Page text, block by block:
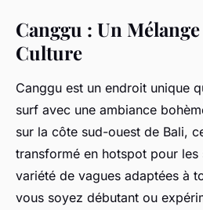
Canggu : Un
Culture
Canggu est un endroit unique
surf avec une ambiance
sur la côte sud-ouest de Bali,
transformé en hotspot pour
variété de vagues adaptées à
vous soyez débutant ou